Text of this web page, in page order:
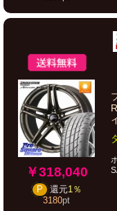
￥318,040
P 還元1％
3180pt